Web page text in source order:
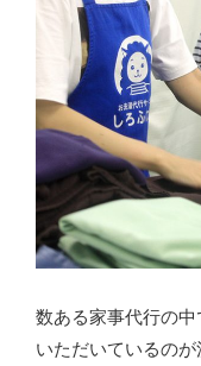
数ある家事代行の
いただいているの